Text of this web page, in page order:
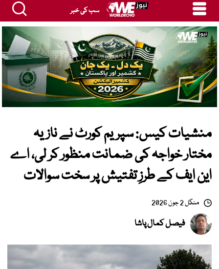
سب کی خبر
منشیات کیس: سپریم کورٹ نے نازیہ
مختار خواجہ کی ضمانت منظور کر لی، اے
این ایف کے طرزِ تفتیش پر سخت سوالات
منگل 2 جون 2026
فیصل کمال پاشا